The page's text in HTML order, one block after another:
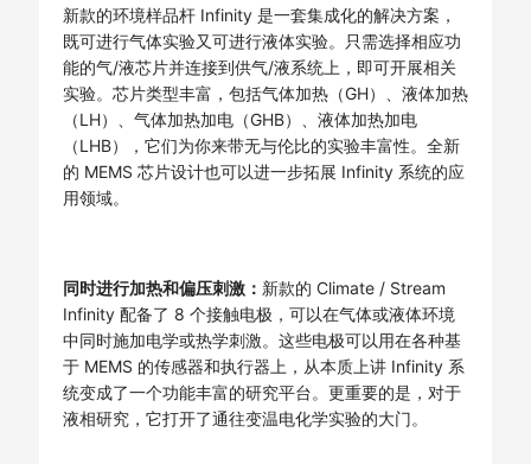
新款的环境样品杆 Infinity 是一套集成化的解决方案，
既可进行气体实验又可进行液体实验。只需选择相应功
能的气/液芯片并连接到供气/液系统上，即可开展相关
实验。芯片类型丰富，包括气体加热（GH）、液体加热
（LH）、气体加热加电（GHB）、液体加热加电
（LHB），它们为你来带无与伦比的实验丰富性。全新
的 MEMS 芯片设计也可以进一步拓展 Infinity 系统的应
用领域。
同时进行加热和偏压刺激： 新款的 Climate / Stream
Infinity 配备了 8 个接触电极，可以在气体或液体环境
中同时施加电学或热学刺激。这些电极可以用在各种基
于 MEMS 的传感器和执行器上，从本质上讲 Infinity 系
统变成了一个功能丰富的研究平台。更重要的是，对于
液相研究，它打开了通往变温电化学实验的大门。